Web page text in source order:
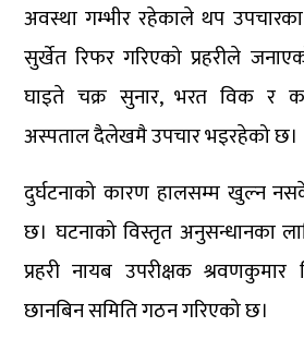
अवस्था गम्भीर रहेकाले थप
सुर्खेत रिफर गरिएको प्रहरीले
घाइते चक्र सुनार, भरत विक र
अस्पताल दैलेखमै उपचार भइरहेको छ।
दुर्घटनाको कारण हालसम्म खुल्न
छ। घटनाको विस्तृत अनुसन्धानका
प्रहरी नायब उपरीक्षक
छानबिन समिति गठन गरिएको छ।